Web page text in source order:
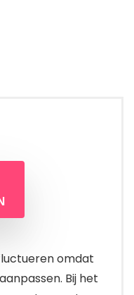
omdat
Bij het